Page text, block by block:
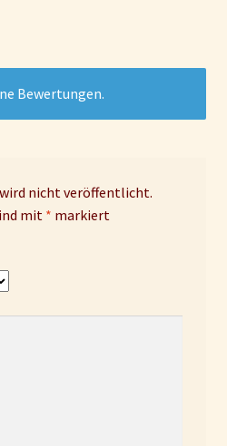
Bewertungen.
nicht veröffentlicht.
mit * markiert